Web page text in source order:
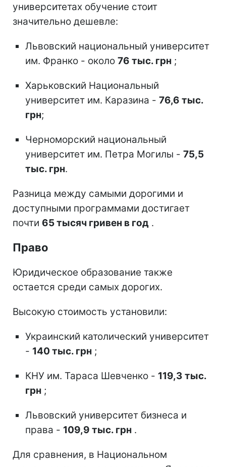
университетах обучение стоит
значительно дешевле:
Львовский национальный университет
им. Франко - около 76 тыс. грн ;
Харьковский Национальный
университет им. Каразина - 76,6 тыс.
грн;
Черноморский национальный
университет им. Петра Могилы - 75,5
тыс. грн.
Разница между самыми дорогими и
доступными программами достигает
почти 65 тысяч гривен в год .
Право
Юридическое образование также
остается среди самых дорогих.
Высокую стоимость установили:
Украинский католический университет
- 140 тыс. грн ;
КНУ им. Тараса Шевченко - 119,3 тыс.
грн ;
Львовский университет бизнеса и
права - 109,9 тыс. грн .
Для сравнения, в Национальном